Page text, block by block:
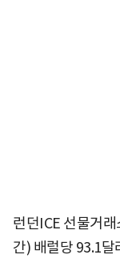
런던ICE 선물거
간) 배럴당 93.1